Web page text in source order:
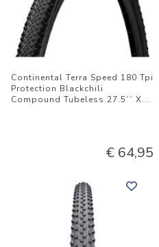
Continental Terra Speed 180 Tpi
Protection Blackchili
Compound Tubeless 27.5´´ X...
€ 64,95